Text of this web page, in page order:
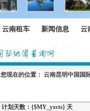
云南租车 新闻信息 云
您现在的位置： 云南昆明中国国
计划天数：{$MY_yxcts} 天